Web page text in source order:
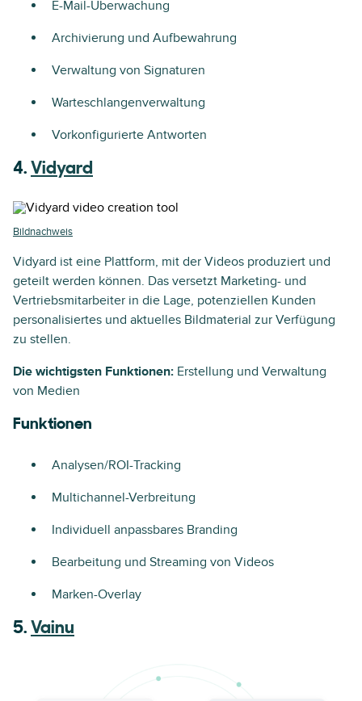
E-Mail-Überwachung
Archivierung und Aufbewahrung
Verwaltung von Signaturen
Warteschlangenverwaltung
Vorkonfigurierte Antworten
4. Vidyard
Bildnachweis
Vidyard ist eine Plattform, mit der Videos produziert und
geteilt werden können. Das versetzt Marketing- und
Vertriebsmitarbeiter in die Lage, potenziellen Kunden
personalisiertes und aktuelles Bildmaterial zur Verfügung
zu stellen.
Die wichtigsten Funktionen: Erstellung und Verwaltung
von Medien
Funktionen
Analysen/ROI-Tracking
Multichannel-Verbreitung
Individuell anpassbares Branding
Bearbeitung und Streaming von Videos
Marken-Overlay
5. Vainu